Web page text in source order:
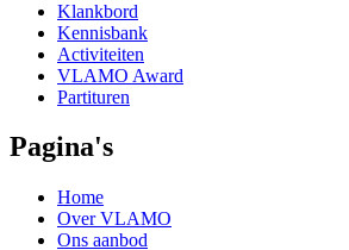
Klankbord
Kennisbank
Activiteiten
VLAMO Award
Partituren
Pagina's
Home
Over VLAMO
Ons aanbod